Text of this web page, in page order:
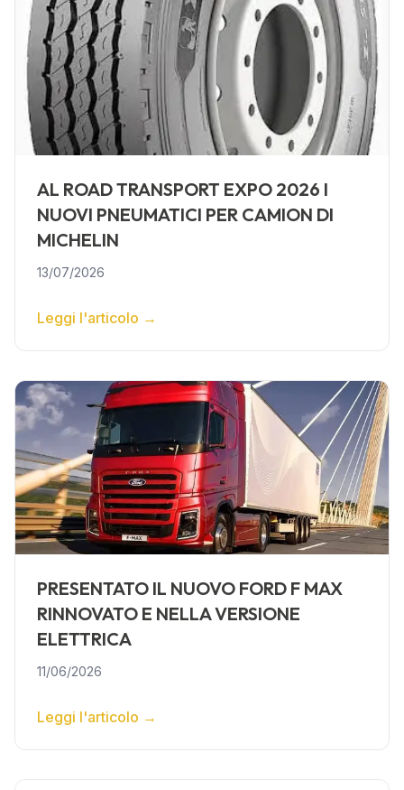
AL ROAD TRANSPORT EXPO 2026 I
NUOVI PNEUMATICI PER CAMION DI
MICHELIN
13/07/2026
Leggi l'articolo →
PRESENTATO IL NUOVO FORD F MAX
RINNOVATO E NELLA VERSIONE
ELETTRICA
11/06/2026
Leggi l'articolo →